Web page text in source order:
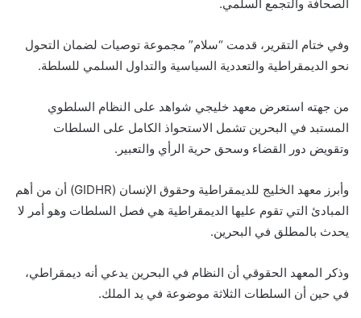
الصحافة والتجمع السلمي.
وفي ختام التقرير، قدمت “سلام” مجموعة توصيات لضمان التحول
نحو الديمقراطية والتعددية السياسية والتداول السلمي للسلطة.
من جهته استعرض معهد خليجي شواهد على النظام السلطوي
المستبد في البحرين تشمل الاستحواذ الكامل على السلطات
وتقويض دور القضاء وسحق حرية الرأي والتعبير.
وأبرز معهد الخليج للديمقراطية وحقوق الإنسان (GIDHR) أن من أهم
المبادئ التي تقوم عليها الديمقراطية هي فصل السلطات وهو أمر لا
يحدث بالمطلق في البحرين.
وذكر المعهد الحقوقي أن النظام في البحرين يدعي أنه ديمقراطي،
في حين أن السلطات الثلاثة موضوعة في يد الملك.